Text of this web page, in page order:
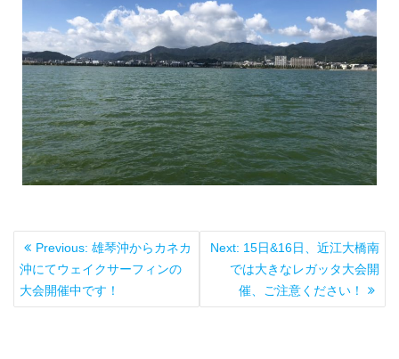
投
稿
ナ
ビ
Previous: Previous
post:
雄琴沖からカネカ
沖にてウェイクサーフィンの
大会開催中です！
Next: Next
post:
15日&16日、近江大橋南
では大きなレガッタ大会開
催、ご注意ください！